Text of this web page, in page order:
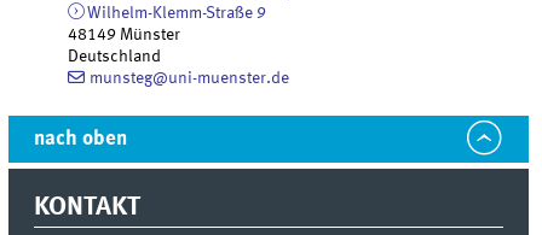
Wilhelm-Klemm-Straße 9
48149 Münster
Deutschland
munsteg@uni-muenster.de
nach oben
KONTAKT